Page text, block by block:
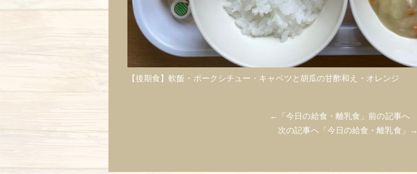
【後期食】軟飯・ポークシチュー・キャベツと胡瓜の甘酢和え・オレンジ
←「今日の給食・離乳食 」前の記事へ
次の記事へ「 今日の給食・離乳食 」→